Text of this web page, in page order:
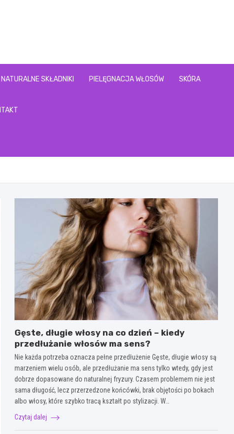
NATURALNE SKŁADNIKI PIELĘGNACJA WŁOSÓW SKÓRA
Gęste, długie włosy na co dzień – kiedy
przedłużanie włosów ma sens?
Nie każda potrzeba oznacza pełne przedłużenie Gęste, długie włosy są
marzeniem wielu osób, ale przedłużanie ma sens tylko wtedy, gdy jest
dobrze dopasowane do naturalnej fryzury. Czasem problemem nie jest
sama długość, lecz przerzedzone końcówki, brak objętości po bokach
albo włosy, które szybko tracą kształt po stylizacji. W…
Czytaj dalej